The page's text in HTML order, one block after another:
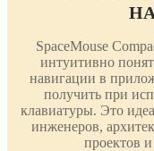
SpaceMouse
интуитивно
навигации в
получить при
клавиатуры. Это
инженеров,
проектов